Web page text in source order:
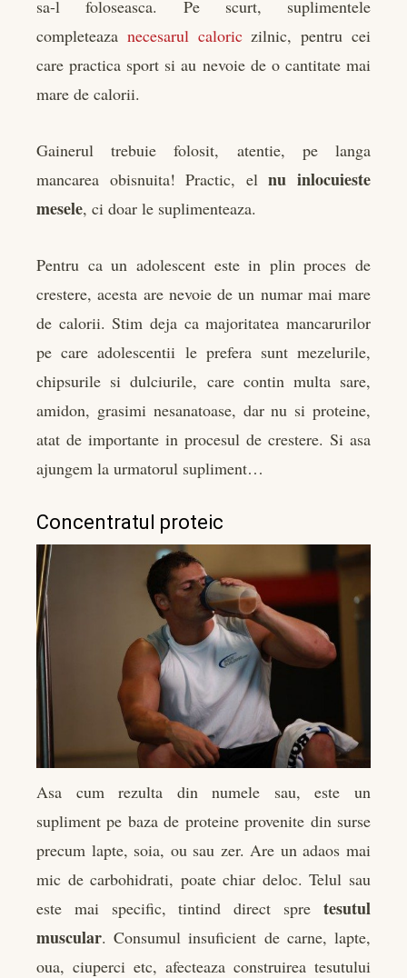
sa-l foloseasca. Pe scurt, suplimentele
completeaza necesarul caloriczilnic, pentru cei
care practica sport si au nevoie de o cantitate mai
mare de calorii.
Gainerul trebuie folosit, atentie, pe langa
mancarea obisnuita! Practic, elnu inlocuieste
mesele, ci doar le suplimenteaza.
Pentru ca un adolescent este in plin proces de
crestere, acesta are nevoie de un numar mai mare
de calorii. Stim deja ca majoritatea mancarurilor
pe care adolescentii le prefera sunt mezelurile,
chipsurile si dulciurile, care contin multa sare,
amidon, grasimi nesanatoase, dar nu si proteine,
atat de importante in procesul de crestere. Si asa
ajungem la urmatorul supliment…
Concentratul proteic
Asa cum rezulta din numele sau, este un
supliment pe baza de proteine provenite din surse
precum lapte, soia, ou sau zer. Are un adaos mai
mic de carbohidrati, poate chiar deloc. Telul sau
este mai specific, tintind direct spre tesutul
muscular. Consumul insuficient de carne, lapte,
oua, ciuperci etc, afecteaza construirea tesutului